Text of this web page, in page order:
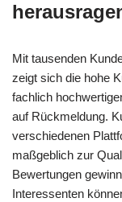
Mit tausenden
zeigt sich die hohe
fachlich
auf Rückmeldung.
verschiedenen
maßgeblich zur
Bewertungen
Interessenten